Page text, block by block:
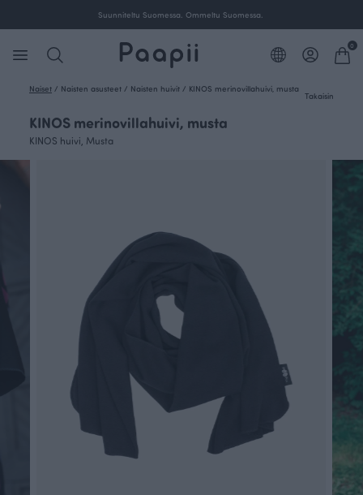
Suunniteltu Suomessa. Ommeltu Suomessa.
0
Naiset / Naisten asusteet / Naisten huivit / KINOS merinovillahuivi, musta
Takaisin
KINOS merinovillahuivi, musta
KINOS huivi, Musta